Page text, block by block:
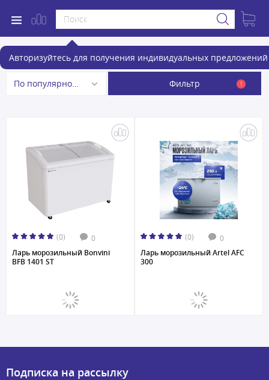
Авторизуйтесь для получения индивидуальных предложений
Морозильные лари
По популярности Фильтр 1
(0) 0
Ларь морозильный Bonvini
BFB 1401 ST
(0) 0
Ларь морозильный Artel AFC
300
Подписка на рассылку